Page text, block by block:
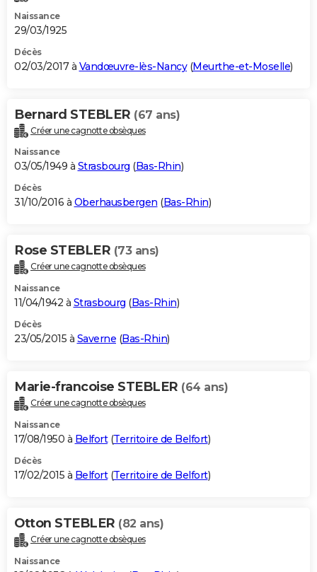
Naissance
29/03/1925
Décès
02/03/2017 à Vandœuvre-lès-Nancy(Meurthe-et-Moselle)
Bernard STEBLER (67 ans)
Créer une cagnotte obsèques
Naissance
03/05/1949 à Strasbourg (Bas-Rhin)
Décès
31/10/2016 à Oberhausbergen (Bas-Rhin)
Rose STEBLER (73 ans)
Créer une cagnotte obsèques
Naissance
11/04/1942 à Strasbourg (Bas-Rhin)
Décès
23/05/2015 à Saverne (Bas-Rhin)
Marie-francoise STEBLER (64 ans)
Créer une cagnotte obsèques
Naissance
17/08/1950 à Belfort(Territoire de Belfort)
Décès
17/02/2015 à Belfort(Territoire de Belfort)
Otton STEBLER (82 ans)
Créer une cagnotte obsèques
Naissance